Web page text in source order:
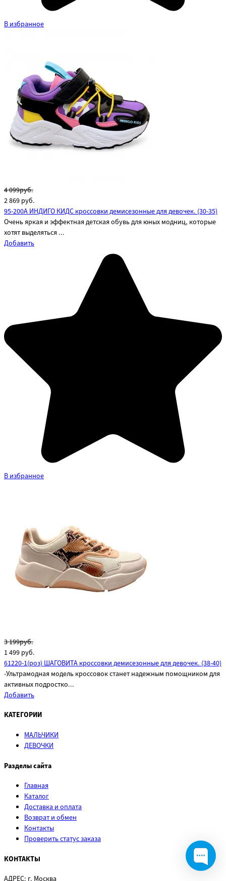
В избранное
4 099руб.
2 869 руб.
95-200A ИНДИГО КИДС кроссовки демисезонные для девочек. (30-35)
Очень яркая и эффектная детская обувь для юных модниц, которые
хотят выделяться ...
Добавить
В избранное
3 199руб.
1 499 руб.
61220-1(роз) ШАГОВИТА кроссовки демисезонные для девочек. (38-40)
-Ультрамодная модель кроссовок станет надежным помощником для
активных подростко...
Добавить
КАТЕГОРИИ
МАЛЬЧИКИ
ДЕВОЧКИ
Разделы сайта
Главная
Каталог
Доставка и оплата
Возврат и обмен
Контакты
Проверить статус заказа
КОНТАКТЫ